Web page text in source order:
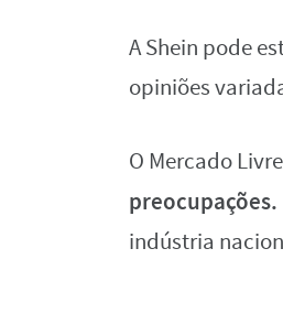
A Shein pode
opiniões
O Mercado
preocupações.
indústria